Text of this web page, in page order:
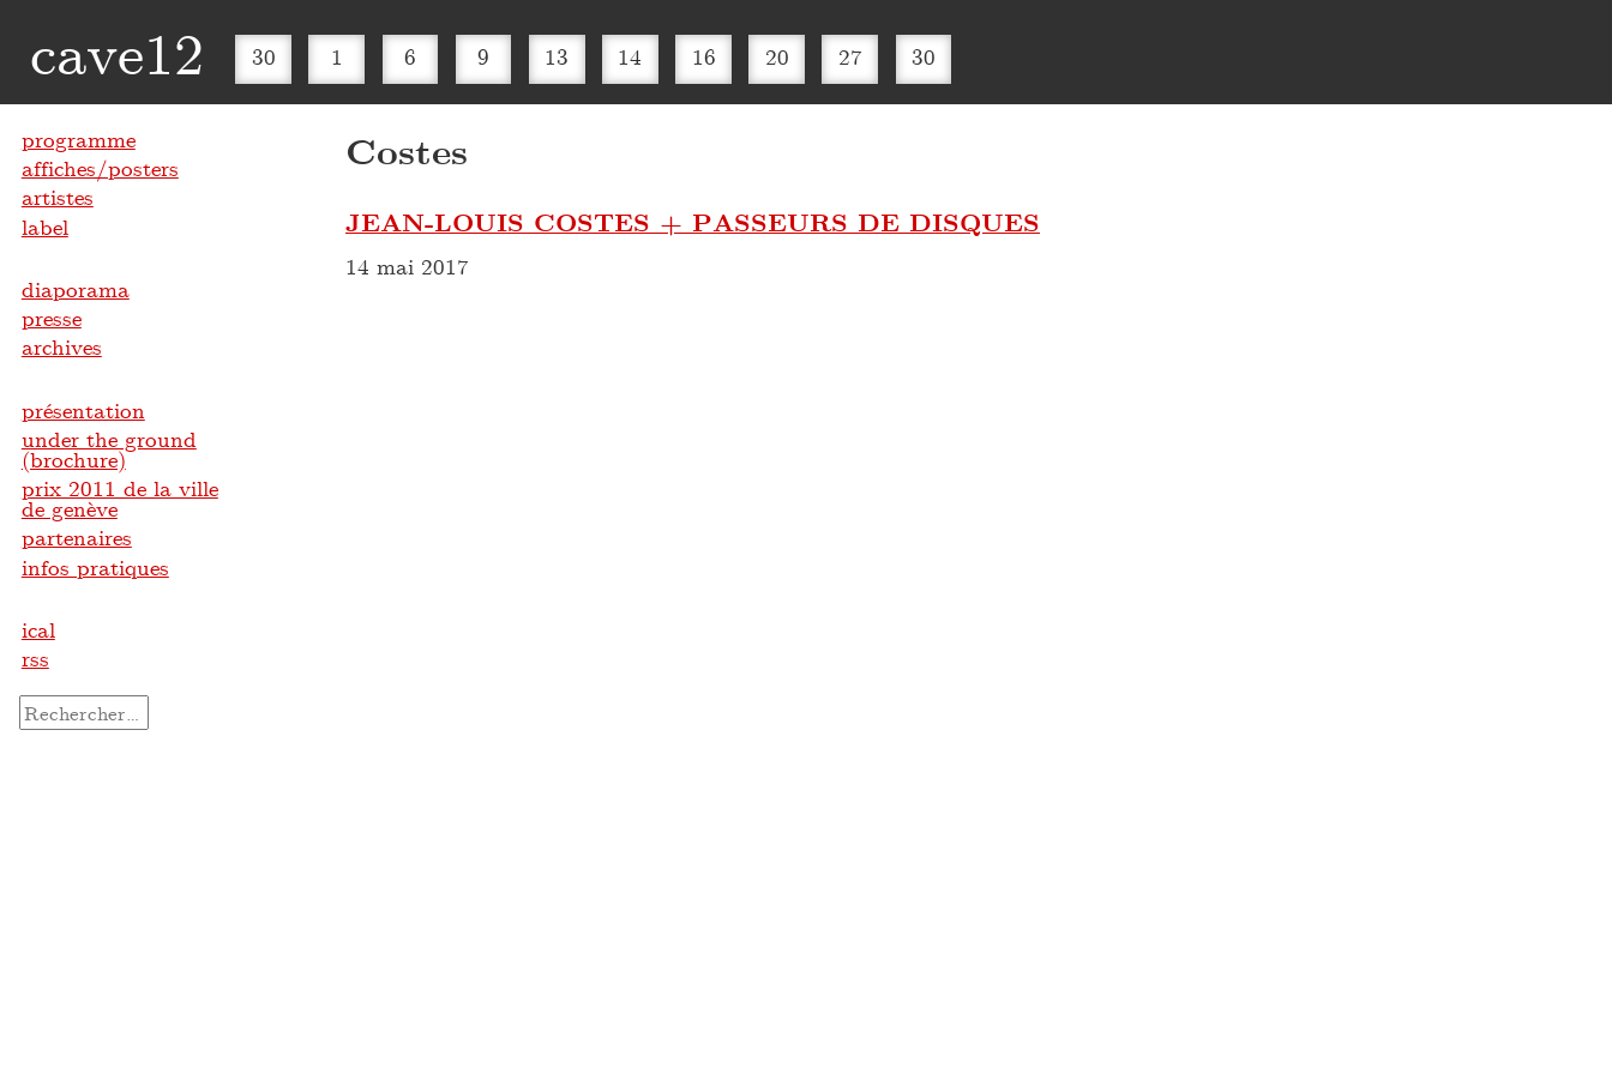
cave12 30 1 6 9 13 14 16 20 27 30
Costes
JEAN-LOUIS COSTES + PASSEURS DE DISQUES
14 mai 2017
programme
affiches/posters
artistes
label
diaporama
presse
archives
présentation
under the ground
(brochure)
prix 2011 de la ville
de genève
partenaires
infos pratiques
ical
rss
Rechercher :